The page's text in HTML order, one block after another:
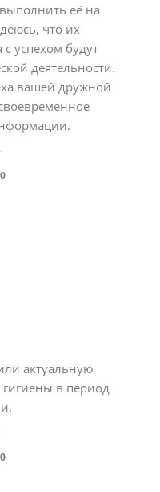
её на
что их
успехом будут
деятельности.
вашей дружной
актуальную
в период